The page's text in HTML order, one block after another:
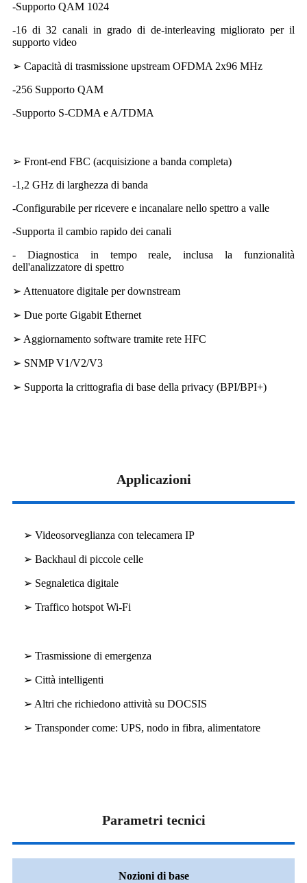
-Supporto QAM 1024
-16 di 32 canali in grado di de-interleaving migliorato per il
supporto video
➢ Capacità di trasmissione upstream OFDMA 2x96 MHz
-256 Supporto QAM
-Supporto S-CDMA e A/TDMA
➢ Front-end FBC (acquisizione a banda completa)
-1,2 GHz di larghezza di banda
-Configurabile per ricevere e incanalare nello spettro a valle
-Supporta il cambio rapido dei canali
- Diagnostica in tempo reale, inclusa la funzionalità
dell'analizzatore di spettro
➢ Attenuatore digitale per downstream
➢ Due porte Gigabit Ethernet
➢ Aggiornamento software tramite rete HFC
➢ SNMP V1/V2/V3
➢ Supporta la crittografia di base della privacy (BPI/BPI+)
Applicazioni
➢ Videosorveglianza con telecamera IP
➢ Backhaul di piccole celle
➢ Segnaletica digitale
➢ Traffico hotspot Wi-Fi
➢ Trasmissione di emergenza
➢ Città intelligenti
➢ Altri che richiedono attività su DOCSIS
➢ Transponder come: UPS, nodo in fibra, alimentatore
Parametri tecnici
Nozioni di base